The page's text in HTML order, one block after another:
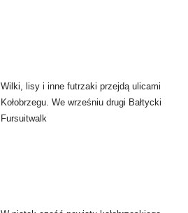
Wilki, lisy i inne futrzaki przejdą ulicami
Kołobrzegu. We wrześniu drugi Bałtycki
Fursuitwalk